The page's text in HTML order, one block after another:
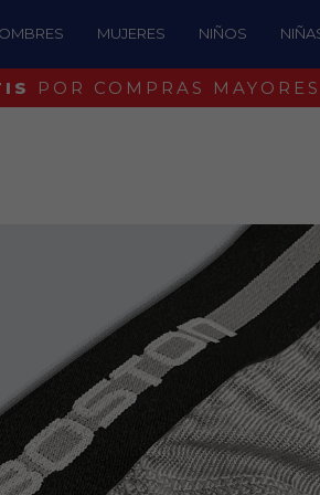
MUJERES NIÑOS
¡IDENTIFICA UN